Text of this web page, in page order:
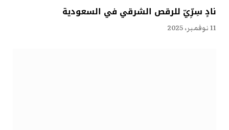
نادٍ سِرِّيّ للرقص الشرقي في السعودية
11 نوفمبر، 2025